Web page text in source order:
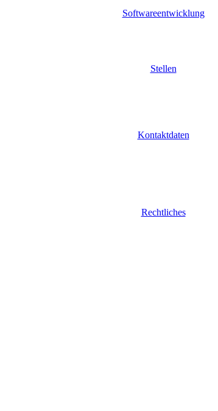
Softwareentwicklung
Stellen
Kontaktdaten
Rechtliches